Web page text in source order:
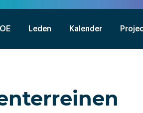
OE Leden Kalender